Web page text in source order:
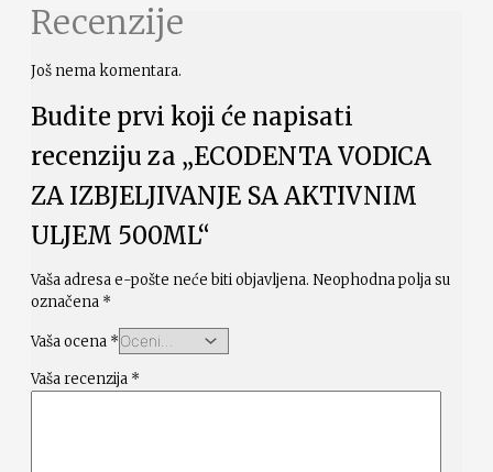
Recenzije
Još nema komentara.
Budite prvi koji će napisati
recenziju za „ECODENTA VODICA
ZA IZBJELJIVANJE SA AKTIVNIM
ULJEM 500ML“
Vaša adresa e-pošte neće biti objavljena. Neophodna polja su
označena *
Vaša ocena *
Vaša recenzija *